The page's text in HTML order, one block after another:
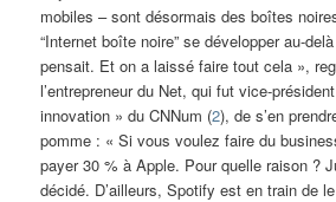
mobiles – sont désormais des boîtes
“Internet boîte noire” se développer au-
pensait. Et on a laissé faire tout cela »,
l’entrepreneur du Net, qui fut vice-
innovation » du CNNum (2), de s’en
pomme : « Si vous voulez faire du
payer 30 % à Apple. Pour quelle raison ?
décidé. D’ailleurs, Spotify est en train de